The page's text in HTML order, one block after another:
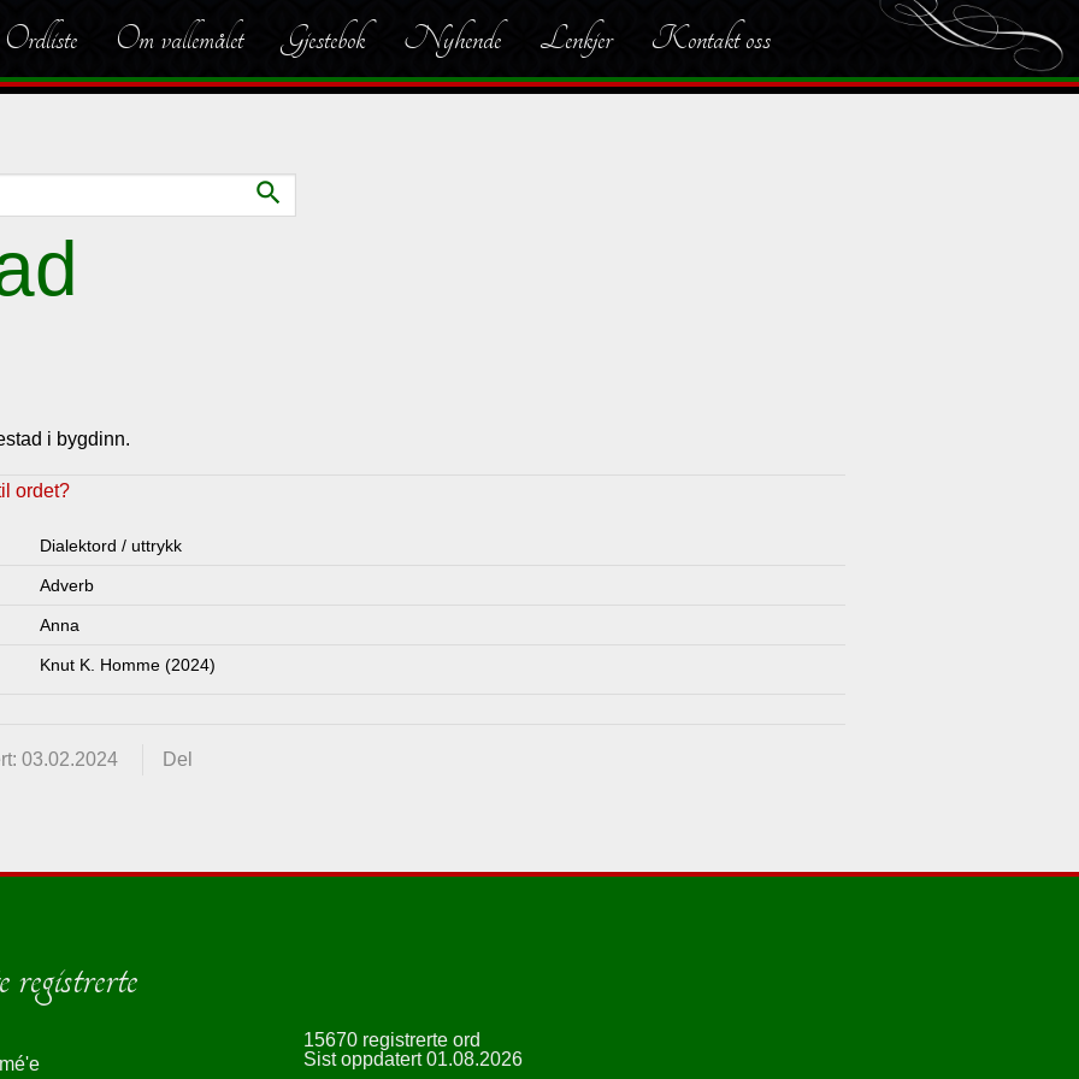
Ordliste Om vallemålet Gjestebok Nyhende Lenkjer Kontakt oss
search
i bygdinn.
ordet?
Dialektord / uttrykk
Adverb
Anna
Knut K. Homme (2024)
03.02.2024 Del
registrerte
15670 registrerte ord
Sist oppdatert 01.08.2026